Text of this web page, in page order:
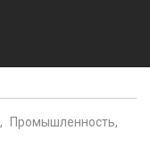
Промышленность